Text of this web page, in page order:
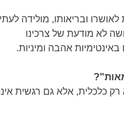
ובריאותו, מולידה
לא מודעת של צרכינו
אהבה ומיניות.
כלכלית, אלא גם רגשית